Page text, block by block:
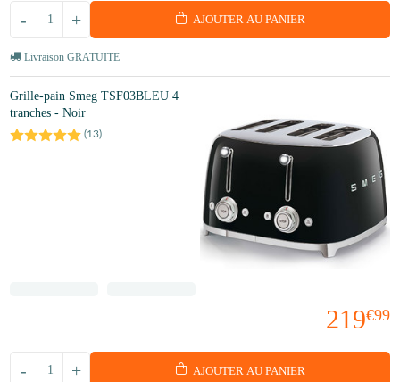
+
- AJOUTER AU PANIER
Livraison GRATUITE
Grille-pain Smeg TSF03BLEU 4
tranches - Noir
(13)
219€99
+
- AJOUTER AU PANIER